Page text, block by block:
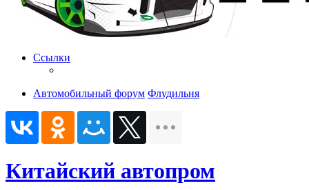
Ссылки
Автомобильный форум Флудильня
Китайский автопром